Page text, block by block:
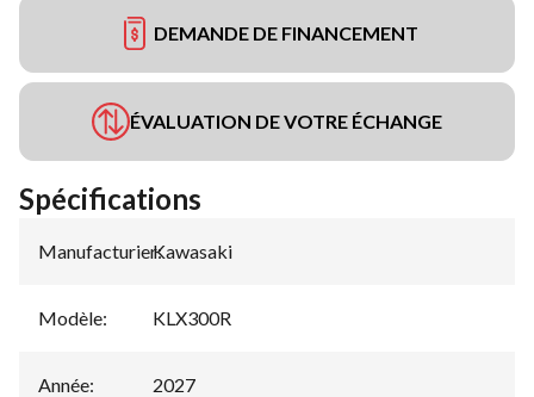
DEMANDE DE FINANCEMENT
ÉVALUATION DE VOTRE ÉCHANGE
Spécifications
Manufacturier:
Kawasaki
Modèle: KLX300R
Année: 2027